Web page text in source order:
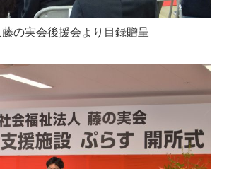
の実会後援会より目録贈呈